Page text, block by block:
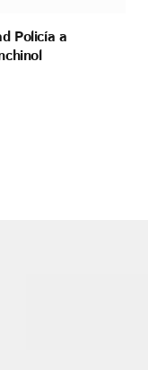
Policía a